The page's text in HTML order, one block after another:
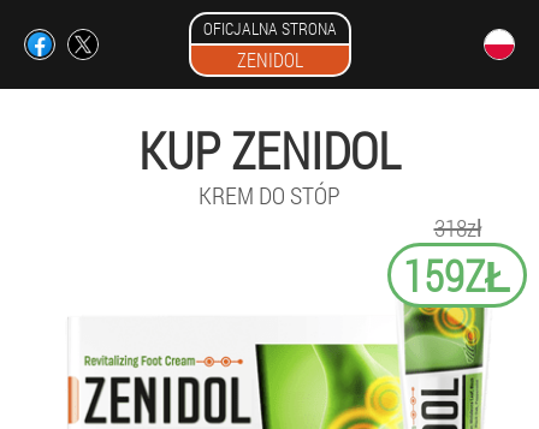
OFICJALNA STRONA
ZENIDOL
KUP ZENIDOL
KREM DO STÓP
318zł
159ZŁ